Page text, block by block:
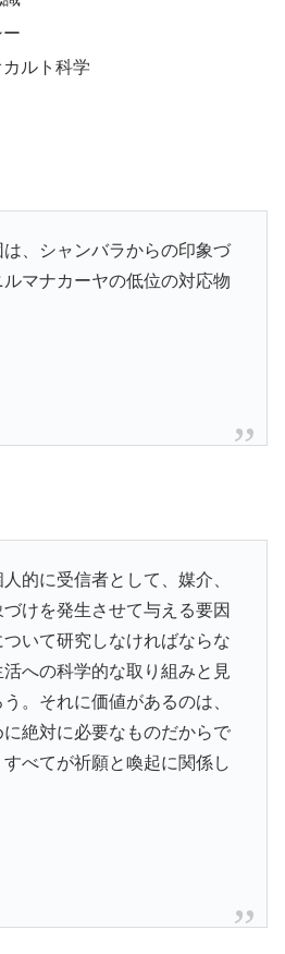
ルト科学
、シャンバラからの印象づ
マナカーヤの低位の対応物
的に受信者として、媒介、
けを発生させて与える要因
いて研究しなければならな
への科学的な取り組みと見
。それに価値があるのは、
絶対に必要なものだからで
べてが祈願と喚起に関係し